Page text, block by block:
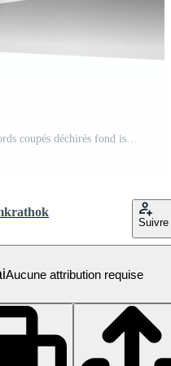
étiquette en papier blanc déchiré bords coupés déchirés fond isolé PNG Pro
Suivre
Aucune attribution requise